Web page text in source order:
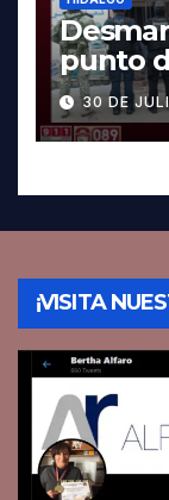
punto
30 DE
¡VISITA